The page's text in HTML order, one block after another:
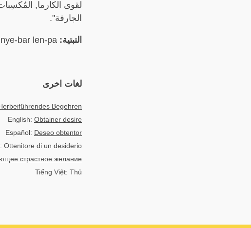
لقوى الكارما,
الجارفة".
التبتية:
لغات اخرى
Begehren
English: Obtainer desire
Español: Deseo obtentor
Ottenitore di un desiderio
страстное желание
Tiếng Việt: Thủ